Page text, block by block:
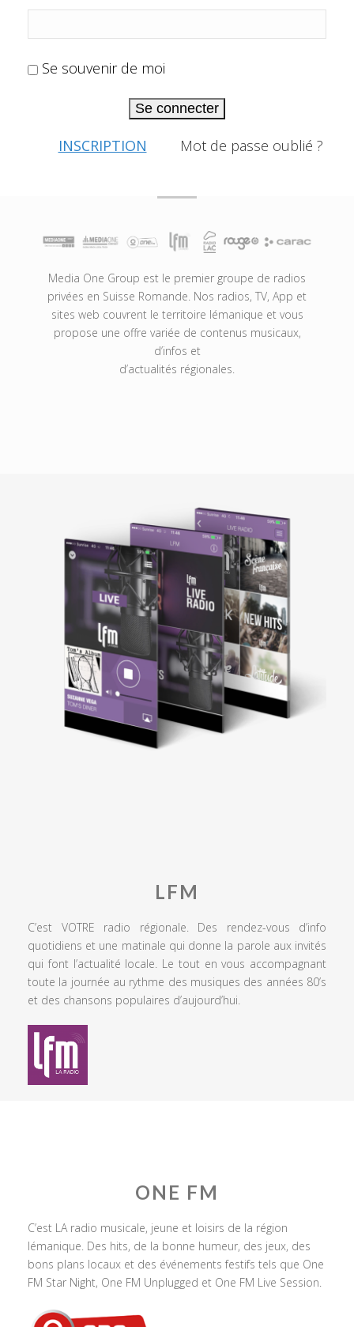
Se souvenir de moi
Se connecter
INSCRIPTION Mot de passe oublié ?
Media One Group est le premier groupe de radios
privées en Suisse Romande. Nos radios, TV, App et
sites web couvrent le territoire lémanique et vous
propose une offre variée de contenus musicaux,
d’infos et
d’actualités régionales.
LFM
C’est VOTRE radio régionale. Des rendez-vous d’info
quotidiens et une matinale qui donne la parole aux invités
qui font l’actualité locale. Le tout en vous accompagnant
toute la journée au rythme des musiques des années 80’s
et des chansons populaires d’aujourd’hui.
ONE FM
C’est LA radio musicale, jeune et loisirs de la région
lémanique. Des hits, de la bonne humeur, des jeux, des
bons plans locaux et des événements festifs tels que One
FM Star Night, One FM Unplugged et One FM Live Session.